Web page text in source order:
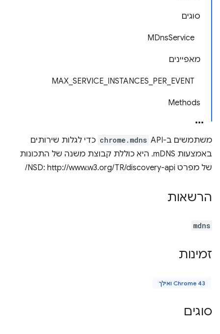
סוגים
MDnsService
מאפיינים
MAX_SERVICE_INSTANCES_PER_EVENT
Methods
משתמשים ב-API‏ chrome.mdns כדי לגלות שירותים
באמצעות mDNS. היא כוללת קבוצת משנה של התכונות
של מפרט NSD: http://www.w3.org/TR/discovery-api/
הרשאות
mdns
זמינות
Chrome 43 ואילך
סוגים